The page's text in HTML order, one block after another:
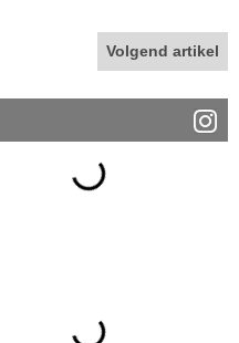
Volgend artikel